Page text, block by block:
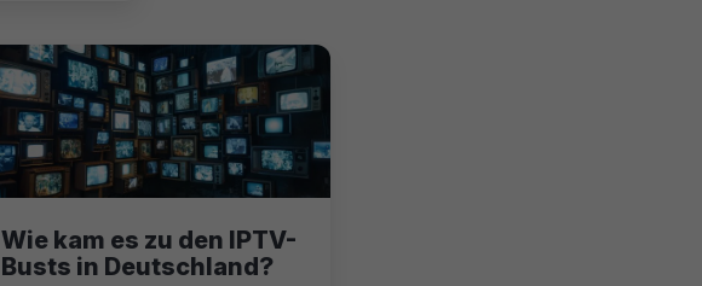
Wie kam es zu den IPTV-
Busts in Deutschland?